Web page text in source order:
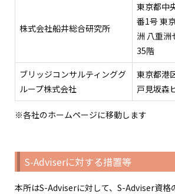
株式会社船井総合研究所
東京都中
番1号 東
洲 八重洲
35階
ブリッジコンサルティンググ
ループ株式会社
東京都港
戸見坂森
※各社のホームページに移動します
S-Adviserに対する措置等
本所はS-Adviserに対して、S-Adviser資格